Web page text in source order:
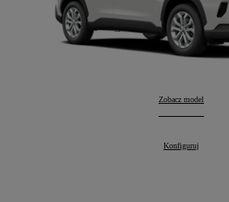
Corolla Cross
Zobacz model
Corolla Cross
Konfiguruj